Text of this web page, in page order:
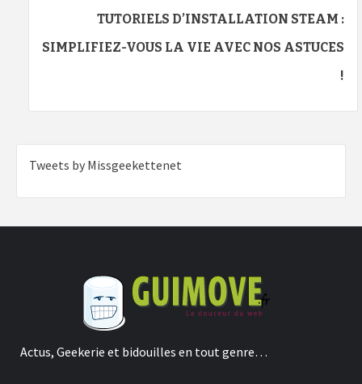
TUTORIELS D’INSTALLATION STEAM :
SIMPLIFIEZ-VOUS LA VIE AVEC NOS ASTUCES
!
Tweets by Missgeekettenet
Actus, Geekerie et bidouilles en tout genre…